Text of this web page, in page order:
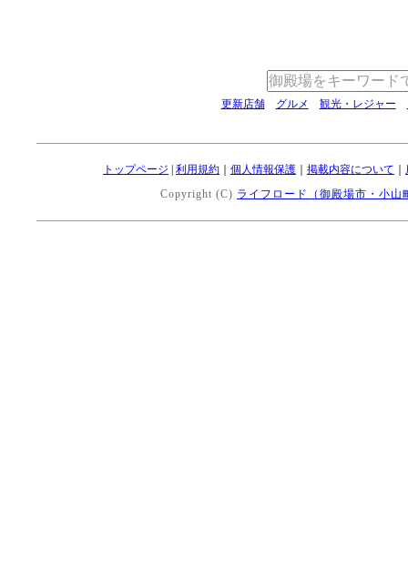
更新店舗 グルメ 観光・レジャー
トップページ 利用規約 個人情報保護 掲載内容について
Copyright (C) ライフロード（御殿場市・小